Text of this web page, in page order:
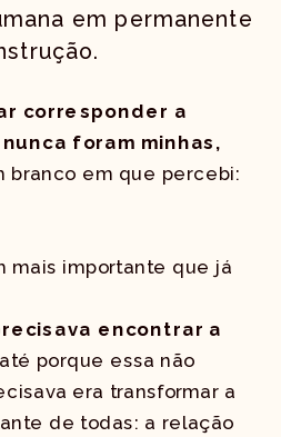
em permanente
corresponder a
foram minhas,
branco em que percebi:
mais importante que já
encontrar a
até porque essa não
era transformar a
de todas: a relação